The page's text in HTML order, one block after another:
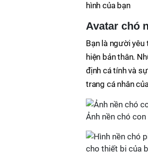
hình của bạn
Avatar chó
Bạn là người
hiện bản thân.
định cá tính và
trang cá nhân
Ảnh nền chó